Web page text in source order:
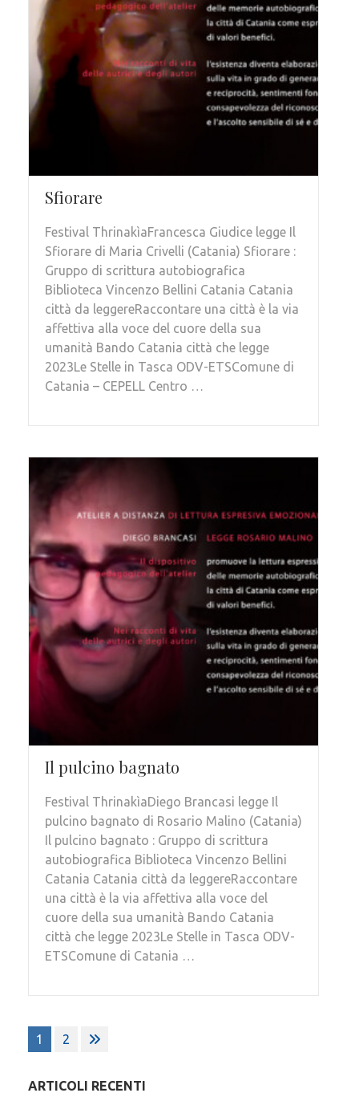
Sfiorare
Festival ThrinakìaFrancesca Giudice legge Il
Sfiorare di Maria Crivelli (Catania) Sfiorare :
Gruppo di scrittura autobiografica
Biblioteca Vincenzo Bellini Catania Catania
città da leggereRaccontare una città è la via
affettiva alla voce del cuore della sua
umanità Bando Catania città che legge
2023Le Stelle in Tasca ODV-ETSComune di
Catania – CEPELL Centro …
Il pulcino bagnato
Festival ThrinakìaDiego Brancasi legge Il
pulcino bagnato di Rosario Malino (Catania)
Il pulcino bagnato : Gruppo di scrittura
autobiografica Biblioteca Vincenzo Bellini
Catania Catania città da leggereRaccontare
una città è la via affettiva alla voce del
cuore della sua umanità Bando Catania
città che legge 2023Le Stelle in Tasca ODV-
ETSComune di Catania …
Paginazione
articoli
1 2
ARTICOLI RECENTI